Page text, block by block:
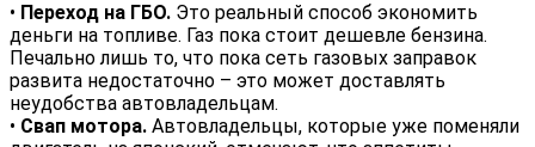
• Переход на ГБО. Это реальный способ экономить
деньги на топливе. Газ пока стоит дешевле бензина.
Печально лишь то, что пока сеть газовых заправок
развита недостаточно – это может доставлять
неудобства автовладельцам.
• Свап мотора. Автовладельцы, которые уже поменяли